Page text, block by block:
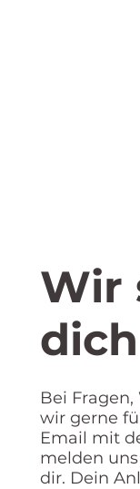
Wir
Bei
wir gerne
Email mit
melden
dir. Dein